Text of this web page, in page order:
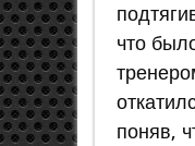
что
поняв,